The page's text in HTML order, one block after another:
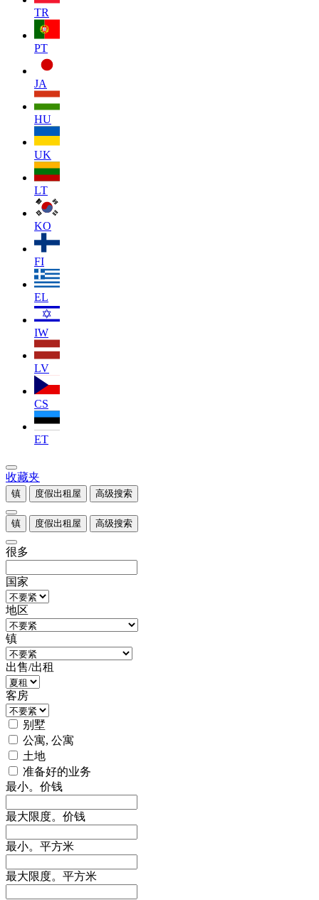
TR
PT
JA
HU
UK
LT
KO
FI
EL
IW
LV
CS
ET
收藏夹
镇 度假出租屋 高级搜索
镇 度假出租屋 高级搜索
很多
国家
地区
镇
出售/出租
客房
别墅
公寓, 公寓
土地
准备好的业务
最小。价钱
最大限度。价钱
最小。平方米
最大限度。平方米